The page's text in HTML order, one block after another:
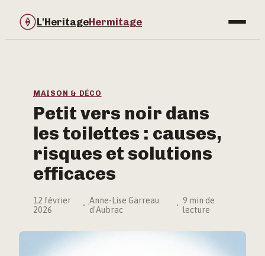
L'HeritageHermitage
Immobilier
Jardinage
Maison & Déco
MAISON & DÉCO
Petit vers noir dans
les toilettes : causes,
risques et solutions
efficaces
12 février
2026
·Anne-Lise Garreau
d'Aubrac
·9 min de
lecture